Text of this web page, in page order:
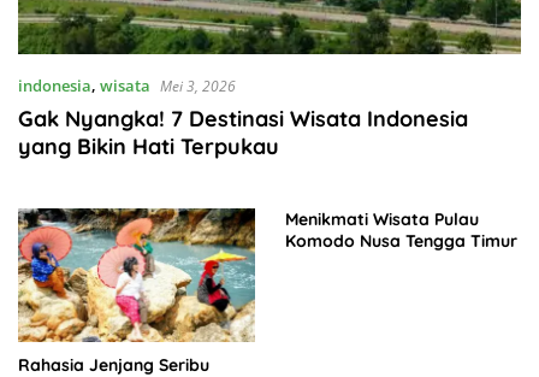
indonesia, wisata Mei 3, 2026
Gak Nyangka! 7 Destinasi Wisata Indonesia
yang Bikin Hati Terpukau
Rahasia Jenjang Seribu
Menikmati Wisata Pulau
Komodo Nusa Tengga Timur